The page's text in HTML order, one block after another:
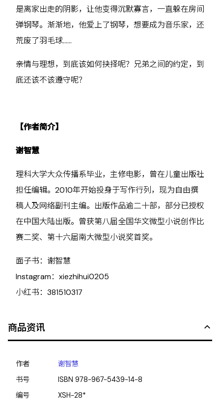
是离家出走的阴影，让他变得沉默寡言，一直躲在房间
弹钢琴。渐渐地，他爱上了钢琴，想要成为音乐家，还
荒废了羽毛球……
亲情与理想，到底该如何抉择呢？兄弟之间的约定，到
底还该不该遵守呢？
【作者简介】
谢智慧
理科大学大众传播系毕业，主修电影，曾在儿童出版社
担任编辑。2010年开始投身于写作行列，现为自由撰
稿人及网络副刊主编。出版作品逾二十部，部分已授权
在中国大陆出版。曾获第八届全国华文微型小说创作比
赛二奖、第十六届南大微型小说奖首奖。
面子书：谢智慧
Instagram：xiezhihui0205
小红书：381510317
商品资讯
作者
谢智慧
书号
ISBN978-967-5439-14-8
编号
XSH-28*